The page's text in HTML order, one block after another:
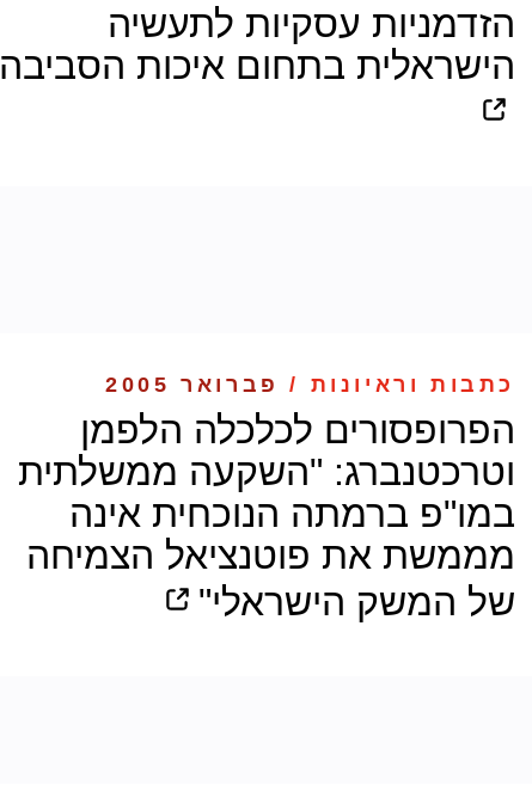
הזדמניות עסקיות לתעשיה
הישראלית בתחום איכות הסביבה
כתבות וראיונות / פברואר 2005
הפרופסורים לכלכלה הלפמן
וטרכטנברג: "השקעה ממשלתית
במו"פ ברמתה הנוכחית אינה
מממשת את פוטנציאל הצמיחה
של המשק הישראלי"